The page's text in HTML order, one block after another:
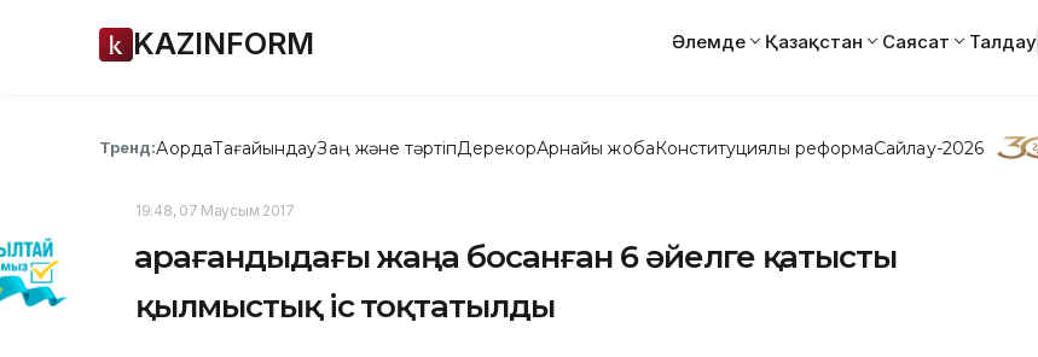
KAZINFORM Әлемде Қазақстан Саясат Талдау
Тренд:АқордаТағайындауЗаң және тәртіпДерекқорАрнайы жобаКонституциялық реформаСайлау-2026
19:48, 07 Маусым 2017
Қарағандыдағы жаңа босанған 6 әйелге қатысты
қылмыстық іс тоқтатылды